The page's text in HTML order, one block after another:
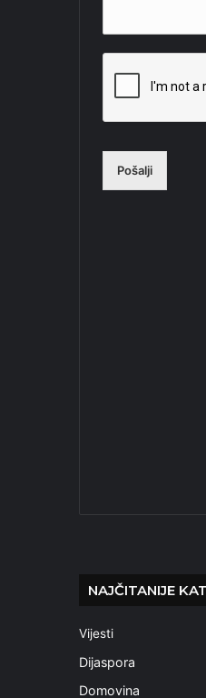
Pošalji
NAJČITANIJE
Vijesti
Dijaspora
Domovina